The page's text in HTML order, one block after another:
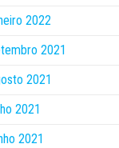
2022
2021
2021
2021
2021